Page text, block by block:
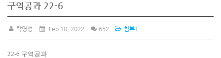
구역공과 22-6
탁영성 Feb 10, 2022 652 첨부1
22-6 구역공과